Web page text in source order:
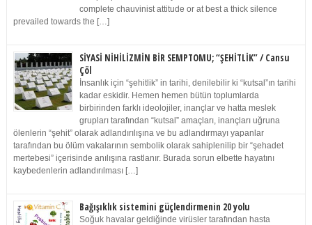
complete chauvinist attitude or at best a thick silence
prevailed towards the […]
SİYASİ NİHİLİZMİN BİR SEMPTOMU; “ŞEHİTLİK” / Cansu
Çöl
İnsanlık için “şehitlik” in tarihi, denilebilir ki “kutsal”ın tarihi
kadar eskidir. Hemen hemen bütün toplumlarda
birbirinden farklı ideolojiler, inançlar ve hatta meslek
grupları tarafından “kutsal” amaçları, inançları uğruna
ölenlerin “şehit” olarak adlandırılışına ve bu adlandırmayı yapanlar
tarafından bu ölüm vakalarının sembolik olarak sahiplenilip bir “şehadet
mertebesi” içerisinde anılışına rastlanır. Burada sorun elbette hayatını
kaybedenlerin adlandırılması […]
Bağışıklık sistemini güçlendirmenin 20 yolu
Soğuk havalar geldiğinde virüsler tarafından hasta